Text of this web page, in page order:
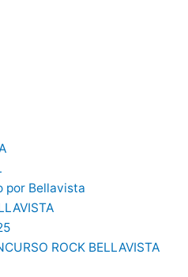
por Bellavista
ROCK BELLAVISTA